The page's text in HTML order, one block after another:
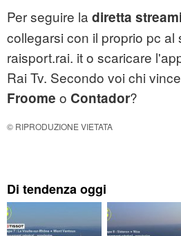
Per seguire la diretta
collegarsi con il proprio pc al
raisport.rai. it o scaricare
Rai Tv. Secondo voi chi
Froome o Contador?
© RIPRODUZIONE VIETATA
Di tendenza oggi